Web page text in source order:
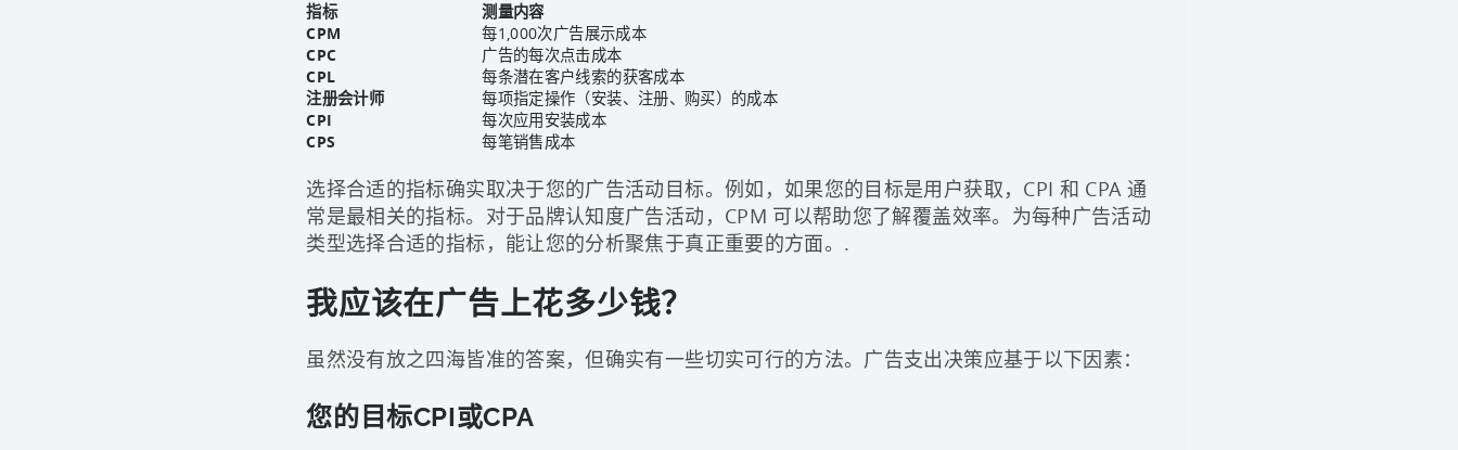
指标
测量内容
CPM
每1,000次广告展示成本
CPC 广告的每次点击成本
CPL 每条潜在客户线索的获客成本
注册会计师 每项指定操作（安装、注册、购买）的成本
CPI 每次应用安装成本
CPS 每笔销售成本
选择合适的指标确实取决于您的广告活动目标。例如，如果您的目标是用户获取，CPI 和 CPA 通
常是最相关的指标。对于品牌认知度广告活动，CPM 可以帮助您了解覆盖效率。为每种广告活动
类型选择合适的指标，能让您的分析聚焦于真正重要的方面。.
我应该在广告上花多少钱？
虽然没有放之四海皆准的答案，但确实有一些切实可行的方法。广告支出决策应基于以下因素：
您的目标CPI或CPA